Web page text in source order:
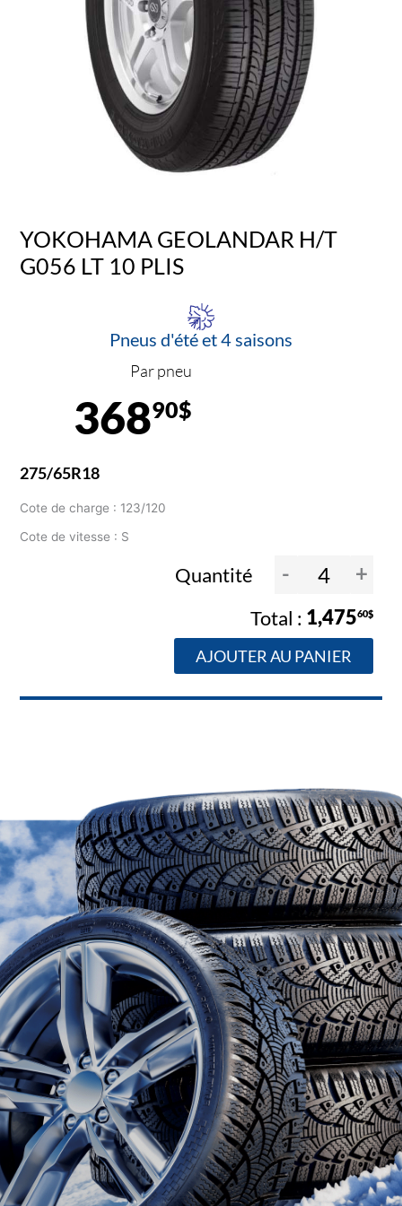
YOKOHAMA GEOLANDAR H/T
G056 LT 10 PLIS
Pneus d'été et 4 saisons
Par pneu
36890$
275/65R18
Cote de charge : 123/120
Cote de vitesse : S
Quantité - +
1,47560$
AJOUTER AU PANIER